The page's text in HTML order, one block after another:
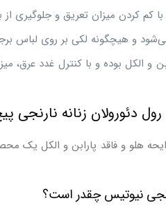
با کم کردن میزان تعریق و
و هیچگونه لکی بر روی لباس
و الکل بوده و با کنترل غدد
دئورولان زنانه نارنجی
هلو و فاقد پارابن و الکل یک
نیوتیس چقدر است؟